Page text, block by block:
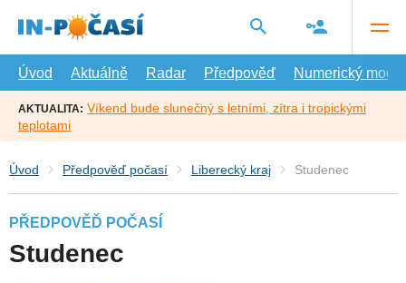
hlavní
Úvod
Aktuálně Radar Předpověď Numerický model
AKTUALITA: Víkend bude slunečný s letními, zítra i tropickými
teplotami
Úvod Předpověď počasí Liberecký kraj Studenec
PŘEDPOVĚĎ POČASÍ
Studenec